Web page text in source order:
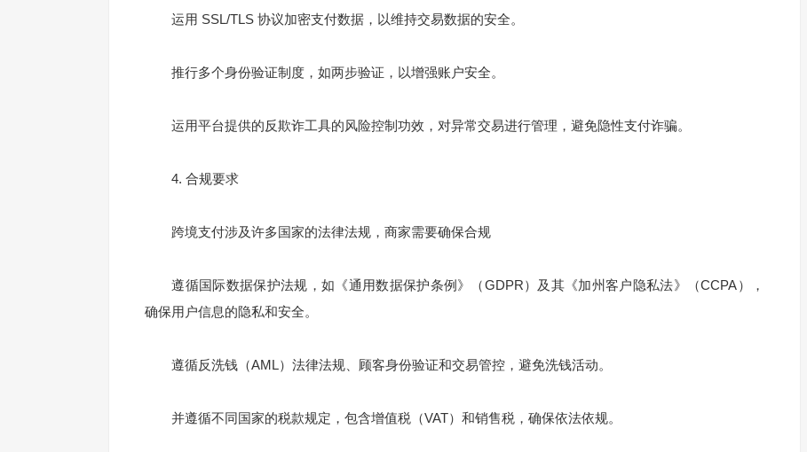
运用 SSL/TLS 协议加密支付数据，以维持交易数据的安全。
推行多个身份验证制度，如两步验证，以增强账户安全。
运用平台提供的反欺诈工具的风险控制功效，对异常交易进行管理，避免隐性支付诈骗。
4. 合规要求
跨境支付涉及许多国家的法律法规，商家需要确保合规
遵循国际数据保护法规，如《通用数据保护条例》（GDPR）及其《加州客户隐私法》（CCPA），
确保用户信息的隐私和安全。
遵循反洗钱（AML）法律法规、顾客身份验证和交易管控，避免洗钱活动。
并遵循不同国家的税款规定，包含增值税（VAT）和销售税，确保依法依规。